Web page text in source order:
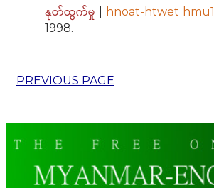
နုတ်ထွက်မှု hnoat-htwet hmu1
1998.
PREVIOUS PAGE